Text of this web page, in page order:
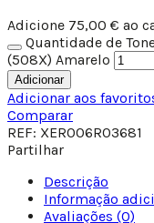
Adicione 75,00 € ao
Quantidade de
(508X) Amarelo
Adicionar
Adicionar aos
Comparar
REF: XER006R03681
Partilhar
Descrição
Informação
Avaliações (0)